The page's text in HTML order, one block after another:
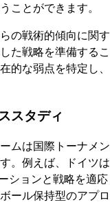
ことができます。
の戦術的傾向に関す
た戦略を準備するこ
的な弱点を特定し、
スタディ
ムは国際トーナメン
。例えば、ドイツは
ションと戦略を適応
ール保持型のアプロ